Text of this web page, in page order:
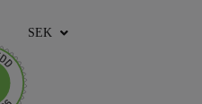
SEK